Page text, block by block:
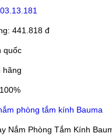
441.818 đ
quốc
hãng
phòng tắm kính Bauma
Nắm Phòng Tắm Kính